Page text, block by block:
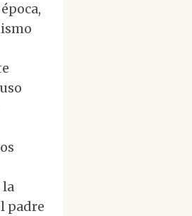
la
padre